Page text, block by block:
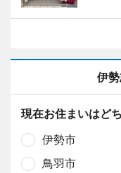
伊
現在お住まいはど
伊勢市
鳥羽市